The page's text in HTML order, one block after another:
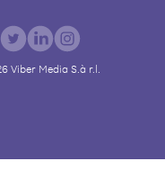
Viber Media S.à r.l.